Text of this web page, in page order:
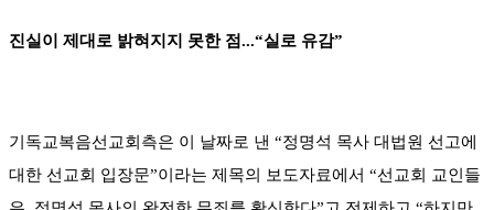
진실이 제대로 밝혀지지 못한 점...“실로 유감”
기독교복음선교회측은 이 날짜로 낸 “정명석 목사 대법원 선고에
대한 선교회 입장문”이라는 제목의 보도자료에서 “선교회 교인들